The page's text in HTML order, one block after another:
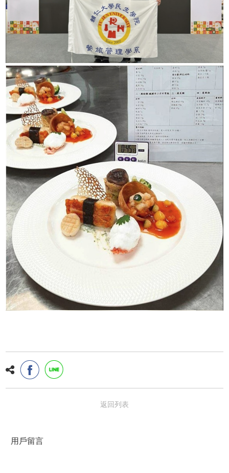
返回列表
用戶留言